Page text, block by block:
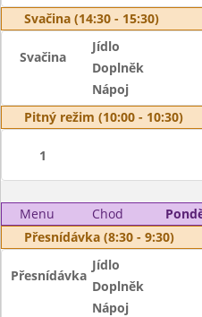
Svačina (14:30 - 15:30)
Svačina
Jídlo
Doplněk
Nápoj
Pitný režim (10:00 - 10:30)
1
Menu Chod
Přesnídávka (8:30 - 9:30)
Přesnídávka
Jídlo
Doplněk
Nápoj